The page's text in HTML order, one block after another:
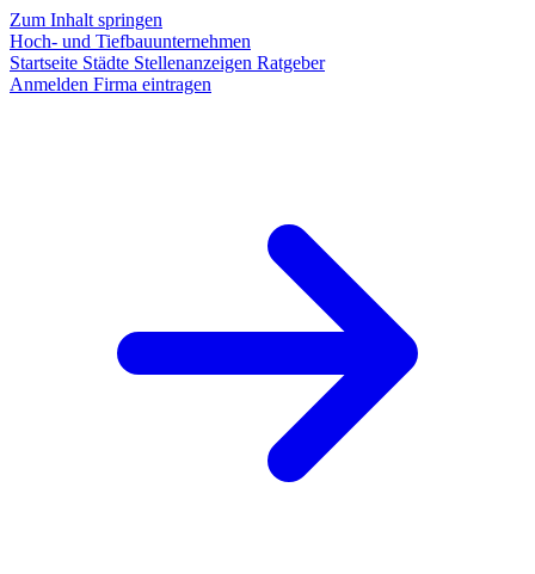
Zum Inhalt springen
Hoch- und Tiefbauunternehmen
Startseite Städte Stellenanzeigen Ratgeber
Anmelden Firma eintragen